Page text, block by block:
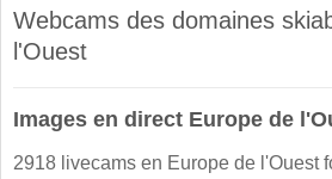
Webcams des domaines
l'Ouest
Images en direct Europe de
2918 livecams en Europe de l'Ouest